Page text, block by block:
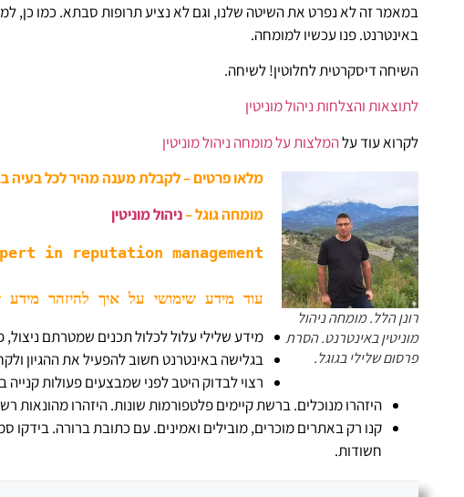
במאמר זה לא נפרט את השיטה שלנו, וגם לא נציע תרופות סבתא. כמו כן,
באינטרנט. פנו עכשיו למומחה.
השיחה דיסקרטית לחלוטין! לשיחה.
לתוצאות והצלחות ניהול מוניטין
לקרוא עוד עלהמלצות על מומחה ניהול מוניטין
רונן הלל. מומחה ניהול
מוניטין באינטרנט. הסרת
פרסום שלילי בגוגל.
מלאו פרטים – לקבלת מענה מהיר לכל בעיה
מומחה גוגל –ניהול מוניטין
עוד מידע שימושי על איך להיזהר מידע
מידע שלילי עלול לכלול תכנים שמטרתם ניצול,
בגלישה באינטרנט חשוב להפעיל את ההגיון
רצוי לבדוק היטב לפני שמבצעים פעולות
היזהרו מנוכלים. ברשת קיימים פלטפורמות שונות. היזהרו מהונאות
קנו רק באתרים מוכרים, מובילים ואמינים. עם כתובת ברורה.
חשודות.